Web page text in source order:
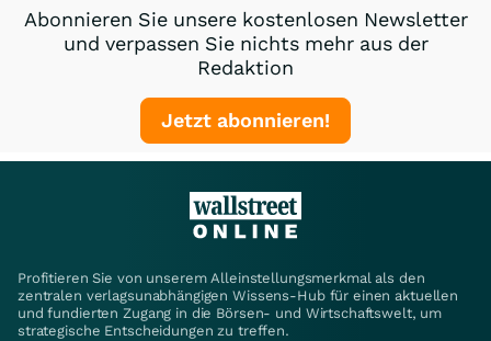
Abonnieren Sie unsere kostenlosen Newsletter
und verpassen Sie nichts mehr aus der
Redaktion
Jetzt abonnieren!
Profitieren Sie von unserem Alleinstellungsmerkmal als den
zentralen verlagsunabhängigen Wissens-Hub für einen aktuellen
und fundierten Zugang in die Börsen- und Wirtschaftswelt, um
strategische Entscheidungen zu treffen.